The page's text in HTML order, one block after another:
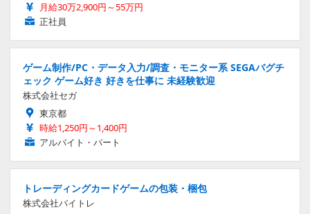
月給30万2,900円～55万円
正社員
ゲーム制作/PC・データ入力/調査・モニター系 SEGAバグチ
ェック ゲーム好き 好きを仕事に 未経験歓迎
株式会社セガ
東京都
時給1,250円～1,400円
アルバイト・パート
トレーディングカードゲームの包装・梱包
株式会社バイトレ